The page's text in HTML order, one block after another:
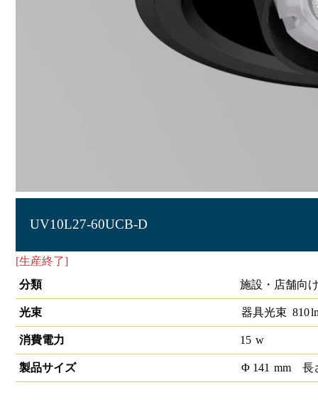
UV10L27-60UCB-D
[生産終了]
分類
施設・店舗向
光束 器具光束 810
消費電力 15 w
製品サイズ Φ 141 mm 長